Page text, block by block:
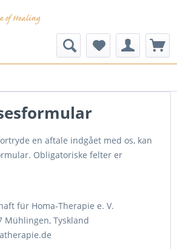
en aftale indgået med os, kan
Obligatoriske felter er
für Homa-Therapie e. V.
Mühlingen, Tyskland